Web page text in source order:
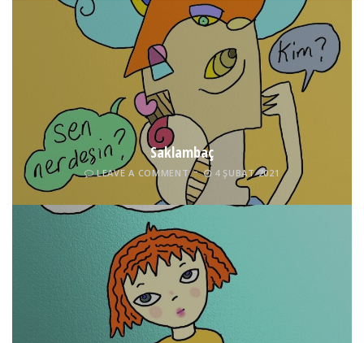
Saklambaç
LEAVE A COMMENT 4 ŞUBAT 2021